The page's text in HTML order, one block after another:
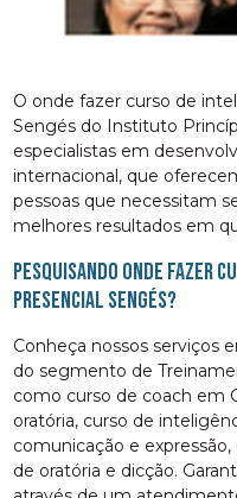
O onde fazer curso de
Sengés do Instituto
especialistas em
internacional, que
pessoas que necessitam
melhores resultados em
Pesquisando onde fazer
presencial Sengés?
Conheça nossos serviços
do segmento de
como curso de coach em
oratória, curso de
comunicação e
de oratória e dicção.